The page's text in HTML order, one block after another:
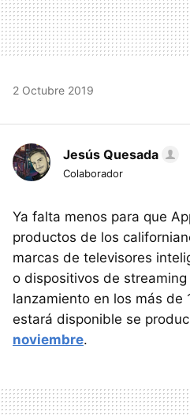
2 Octubre 2019
Jesús Quesada
Colaborador
Ya falta menos para que
productos de los
marcas de televisores
o dispositivos de streaming
lanzamiento en los más de
estará disponible se
noviembre.